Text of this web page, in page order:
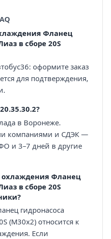
Фланец
в сборе 20S
оформите заказ
для подтверждения,
в Воронеже.
компаниями и СДЭК —
и 3–7 дней в другие
Фланец
в сборе 20S
гидронасоса
(M30x2) относится к
Если